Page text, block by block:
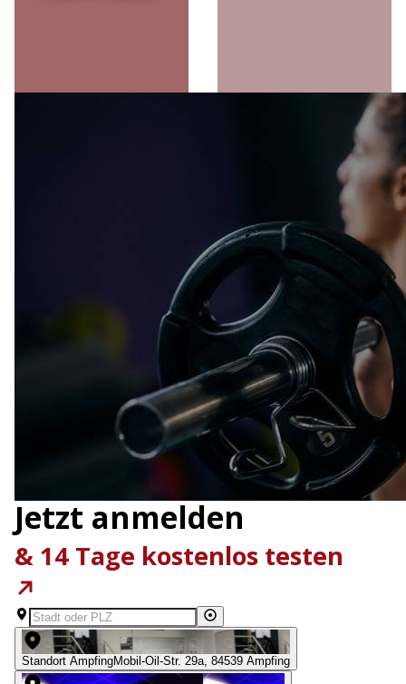
Jetzt anmelden
& 14 Tage kostenlos testen
Standort AmpfingMobil-Oil-Str. 29a, 84539 Ampfing